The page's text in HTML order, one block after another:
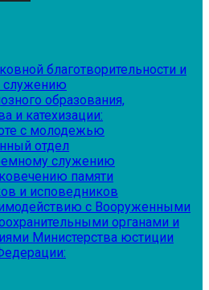
благотворительности и
служению
образования,
и катехизации:
с молодежью
отдел
служению
памяти
и исповедников
с Вооруженными
органами и
Министерства юстиции